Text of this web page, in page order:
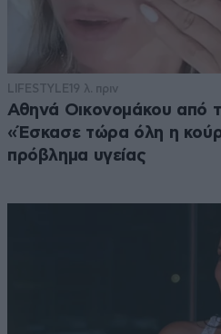
LIFESTYLE19 λ. πριν
Αθηνά Οικονομάκου από
«Έσκασε τώρα όλη η
πρόβλημα υγείας